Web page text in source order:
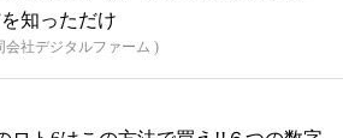
知っただけ
会社デジタルファーム )